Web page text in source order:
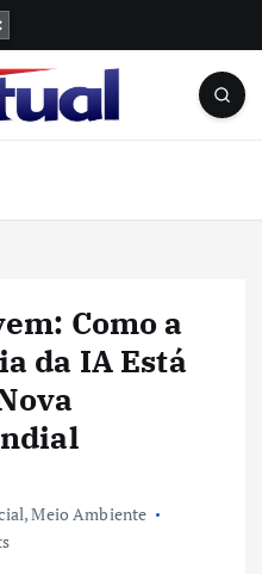
Como a
da IA Está
,Meio Ambiente